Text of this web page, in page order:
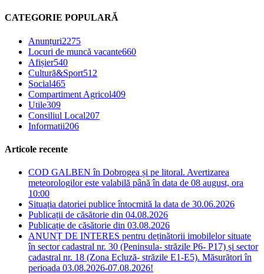
CATEGORIE POPULARĂ
Anunțuri2275
Locuri de muncă vacante660
Afișier540
Cultură&Sport512
Social465
Compartiment Agricol409
Utile309
Consiliul Local207
Informatii206
Articole recente
COD GALBEN în Dobrogea și pe litoral. Avertizarea
meteorologilor este valabilă până în data de 08 august, ora
10:00
Situația datoriei publice întocmită la data de 30.06.2026
Publicații de căsătorie din 04.08.2026
Publicație de căsătorie din 03.08.2026
ANUNȚ DE INTERES pentru deținătorii imobilelor situate
în sector cadastral nr. 30 (Peninsula- străzile P6- P17) și sector
cadastral nr. 18 (Zona Ecluză- străzile E1-E5). Măsurători în
perioada 03.08.2026-07.08.2026!